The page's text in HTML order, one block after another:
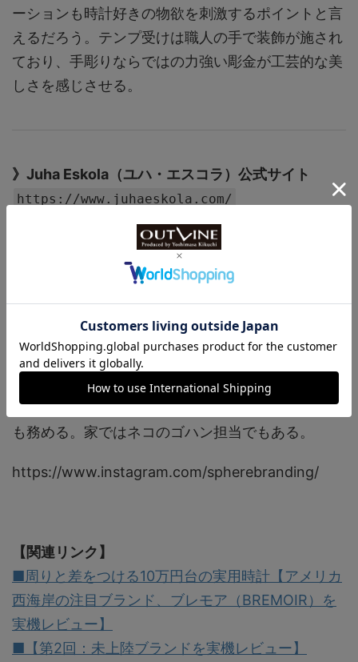
ーションも時計好きの物欲を刺激するポイントと言
えるだろう。テンプ受けは職人の手で装飾が施され
ており、手彫りならではの力強い彫金が工芸的な美
しさを感じさせる。
》Juha Eskola（ユハ・エスコラ）公式サイト
https://www.juhaeskola.com/
文◎William Hunnicutt
を務めるスフィアブランディング代表。インポータ
ーとして独自のセレクトで、ハマる人にはハマるプ
ロダクトを日本に展開するほか、音楽をテーマにし
たアパレルブランド、STEREO8のプロデューサー
も務める。家ではネコのゴハン担当でもある。
https://www.instagram.com/spherebranding/
【関連リンク】
■周りと差をつける10万円台の実用時計【アメリカ
西海岸の注目ブランド、ブレモア（BREMOIR）を
実機レビュー】
■【第2回：未上陸ブランドを実機レビュー】